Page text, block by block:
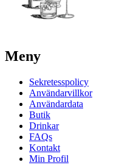
Meny
Sekretesspolicy
Användarvillkor
Användardata
Butik
Drinkar
FAQs
Kontakt
Min Profil